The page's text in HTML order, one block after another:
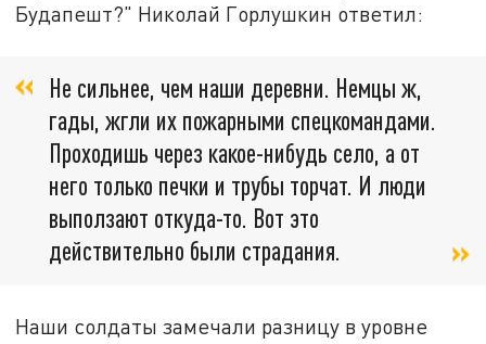
Будапешт?" Николай Горлушкин ответил:
Не сильнее, чем наши деревни. Немцы ж,
гады, жгли их пожарными спецкомандами.
Проходишь через какое-нибудь село, а от
него только печки и трубы торчат. И люди
выползают откуда-то. Вот это
действительно были страдания.
Наши солдаты замечали разницу в уровне